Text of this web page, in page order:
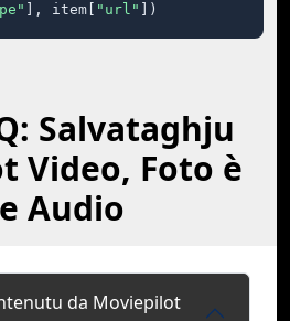
], item[ "url" ])
Salvataghju
Video, Foto è
Audio
da Moviepilot